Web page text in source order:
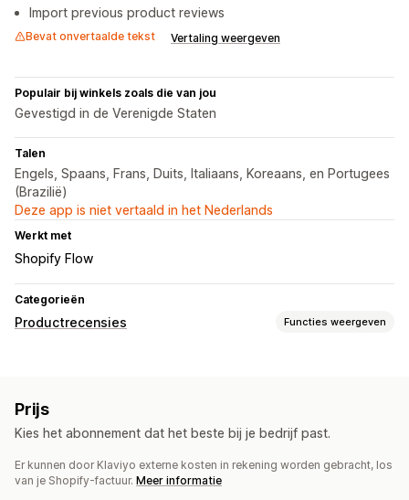
Import previous product reviews
Bevat onvertaalde tekst Vertaling weergeven
Populair bij winkels zoals die van jou
Gevestigd in de Verenigde Staten
Talen
Engels, Spaans, Frans, Duits, Italiaans, Koreaans, en Portugees
(Brazilië)
Deze app is niet vertaald in het Nederlands
Werkt met
Shopify Flow
Categorieën
Productrecensies Functies weergeven
Mediagalerijen
Samenvattingen van recensies Q&A
Productgroepering
Filteren Rich snippets
Prijs
Kies het abonnement dat het beste bij je bedrijf past.
Er kunnen door Klaviyo externe kosten in rekening worden gebracht, los
van je Shopify-factuur. Meer informatie